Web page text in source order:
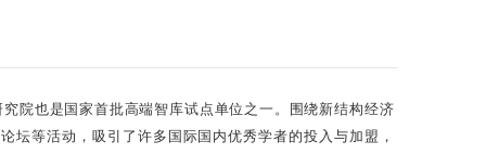
院也是国家首批高端智库试点单位之一。围绕新结构经济
坛等活动，吸引了许多国际国内优秀学者的投入与加盟，